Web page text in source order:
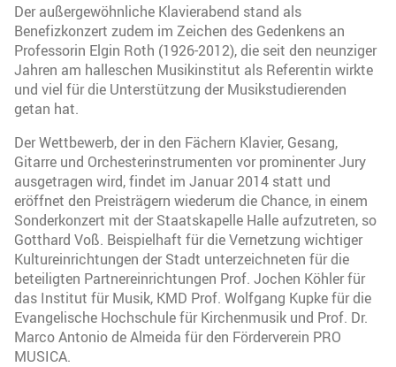
Der außergewöhnliche Klavierabend stand als
Benefizkonzert zudem im Zeichen des Gedenkens an
Professorin Elgin Roth (1926-2012), die seit den neunziger
Jahren am halleschen Musikinstitut als Referentin wirkte
und viel für die Unterstützung der Musikstudierenden
getan hat.
Der Wettbewerb, der in den Fächern Klavier, Gesang,
Gitarre und Orchesterinstrumenten vor prominenter Jury
ausgetragen wird, findet im Januar 2014 statt und
eröffnet den Preisträgern wiederum die Chance, in einem
Sonderkonzert mit der Staatskapelle Halle aufzutreten, so
Gotthard Voß. Beispielhaft für die Vernetzung wichtiger
Kultureinrichtungen der Stadt unterzeichneten für die
beteiligten Partnereinrichtungen Prof. Jochen Köhler für
das Institut für Musik, KMD Prof. Wolfgang Kupke für die
Evangelische Hochschule für Kirchenmusik und Prof. Dr.
Marco Antonio de Almeida für den Förderverein PRO
MUSICA.